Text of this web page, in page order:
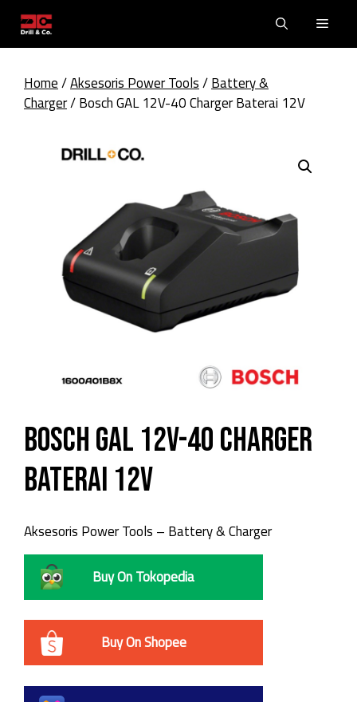
content
Home/Aksesoris Power Tools/Battery &
Charger/ Bosch GAL 12V-40 Charger Baterai 12V
Bosch GAL 12V-40 Charger
Baterai 12V
Aksesoris Power Tools – Battery & Charger
Buy On Tokopedia
Buy On Shopee